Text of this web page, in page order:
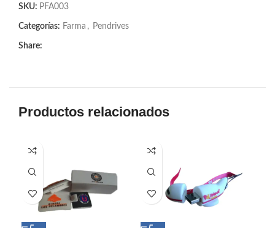
SKU: PFA003
Categorías: Farma , Pendrives
Share:
Productos relacionados